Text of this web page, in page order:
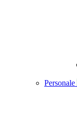
Personale